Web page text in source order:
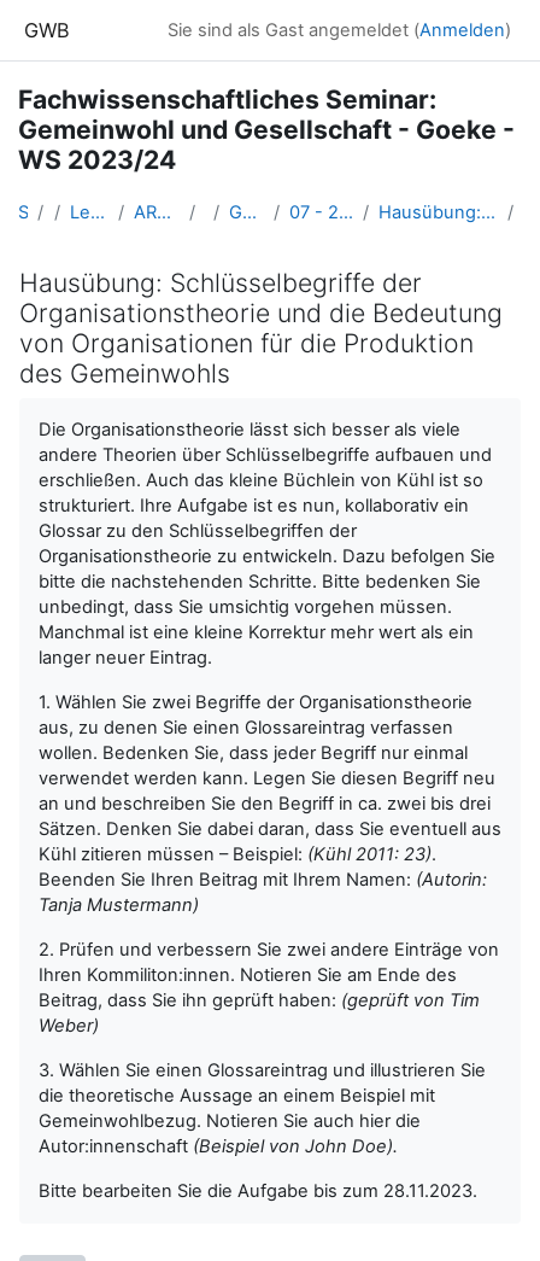
GWB Sie sind als Gast angemeldet (Anmelden)
Fachwissenschaftliches Seminar:
Gemeinwohl und Gesellschaft - Goeke -
WS 2023/24
Startseite Kurse
Lehramtsausbildung GW im Cluster Österreich Mitte ARCHIV - Lehrveranstaltungen am Standort Linz - seit 2016 WS_2023/24
GW_M_FWSeminar_Gemeinwohl_Goeke_2023ws 07 - 22. Nov. 2023 – Organisationen & Gemeinwohl (asynchrones E-Learning) Hausübung: Schlüsselbegriffe der Organisationstheorie und die Bedeutung von Organisationen für die Produktion des Gemeinwohls
Hausübung: Schlüsselbegriffe der
Organisationstheorie und die Bedeutung
von Organisationen für die Produktion
des Gemeinwohls
Die Organisationstheorie lässt sich besser als viele
andere Theorien über Schlüsselbegriffe aufbauen und
erschließen. Auch das kleine Büchlein von Kühl ist so
strukturiert. Ihre Aufgabe ist es nun, kollaborativ ein
Glossar zu den Schlüsselbegriffen der
Organisationstheorie zu entwickeln. Dazu befolgen Sie
bitte die nachstehenden Schritte. Bitte bedenken Sie
unbedingt, dass Sie umsichtig vorgehen müssen.
Manchmal ist eine kleine Korrektur mehr wert als ein
langer neuer Eintrag.
1. Wählen Sie zwei Begriffe der Organisationstheorie
aus, zu denen Sie einen Glossareintrag verfassen
wollen. Bedenken Sie, dass jeder Begriff nur einmal
verwendet werden kann. Legen Sie diesen Begriff neu
an und beschreiben Sie den Begriff in ca. zwei bis drei
Sätzen. Denken Sie dabei daran, dass Sie eventuell aus
Kühl zitieren müssen – Beispiel: (Kühl 2011: 23).
Beenden Sie Ihren Beitrag mit Ihrem Namen: (Autorin:
Tanja Mustermann)
2. Prüfen und verbessern Sie zwei andere Einträge von
Ihren Kommiliton:innen. Notieren Sie am Ende des
Beitrag, dass Sie ihn geprüft haben: (geprüft von Tim
Weber)
3. Wählen Sie einen Glossareintrag und illustrieren Sie
die theoretische Aussage an einem Beispiel mit
Gemeinwohlbezug. Notieren Sie auch hier die
Autor:innenschaft (Beispiel von John Doe).
Bitte bearbeiten Sie die Aufgabe bis zum 28.11.2023.